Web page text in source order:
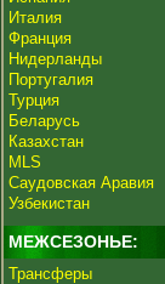
Италия
Франция
Нидерланды
Португалия
Турция
Беларусь
Казахстан
MLS
Саудовская Аравия
Узбекистан
МЕЖСЕЗОНЬЕ:
Трансферы